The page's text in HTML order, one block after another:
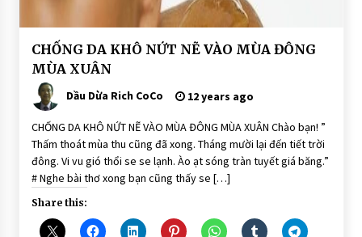
BÀI
VIẾT
DẦU
DỪA
DƯỠNG
DA
CHỐNG DA KHÔ NỨT NẼ VÀO MÙA ĐÔNG
MÙA XUÂN
Dầu Dừa Rich CoCo 12 years ago
CHỐNG DA KHÔ NỨT NẼ VÀO MÙA ĐÔNG MÙA XUÂN Chào bạn! ”
Thấm thoát mùa thu cũng đã xong. Tháng mười lại đến tiết trời
đông. Vi vu gió thổi se se lạnh. Ào ạt sóng tràn tuyết giá băng.”
# Nghe bài thơ xong bạn cũng thấy se […]
Share this: